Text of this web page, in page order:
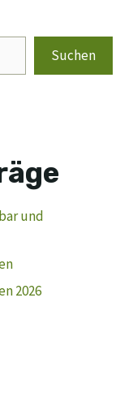
Suchen
und
2026